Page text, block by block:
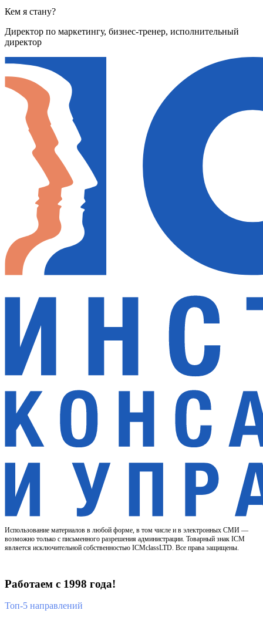
Кем я стану?
Директор по маркетингу, бизнес-тренер, исполнительный
директор
Использование материалов в любой форме, в том числе и в электронных СМИ —
возможно только с письменного разрешения администрации. Товарный знак ICM
является исключительной собственностью ICMclassLTD. Все права защищены.
Работаем с 1998 года!
Топ-5 направлений